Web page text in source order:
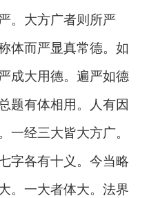
。大方广者则所严
体而严显真常德。如
成大用德。遍严如德
题有体相用。人有因
一经三大皆大方广。
字各有十义。今当略
。一大者体大。法界